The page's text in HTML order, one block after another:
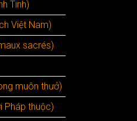
Tinh)
Việt Nam)
sacrés)
muôn thưở)
Pháp thuộc)